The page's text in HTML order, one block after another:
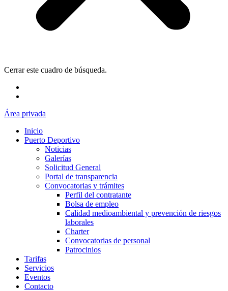
Cerrar este cuadro de búsqueda.
Área privada
Inicio
Puerto Deportivo
Noticias
Galerías
Solicitud General
Portal de transparencia
Convocatorias y trámites
Perfil del contratante
Bolsa de empleo
Calidad medioambiental y prevención de riesgos
laborales
Charter
Convocatorias de personal
Patrocinios
Tarifas
Servicios
Eventos
Contacto